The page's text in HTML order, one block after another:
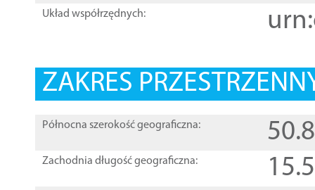
Układ współrzędnych:
ZAKRES
Północna szerokość geograficzna:
Zachodnia długość geograficzna: